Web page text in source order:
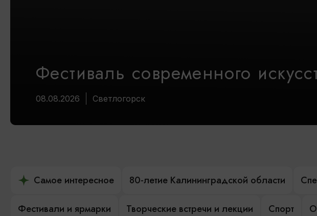
Фестиваль современного
08.08.2026 Светлогорск
Самое интересное 80-летие Калининградской области
Фестивали и ярмарки Творческие встречи и лекции Спорт